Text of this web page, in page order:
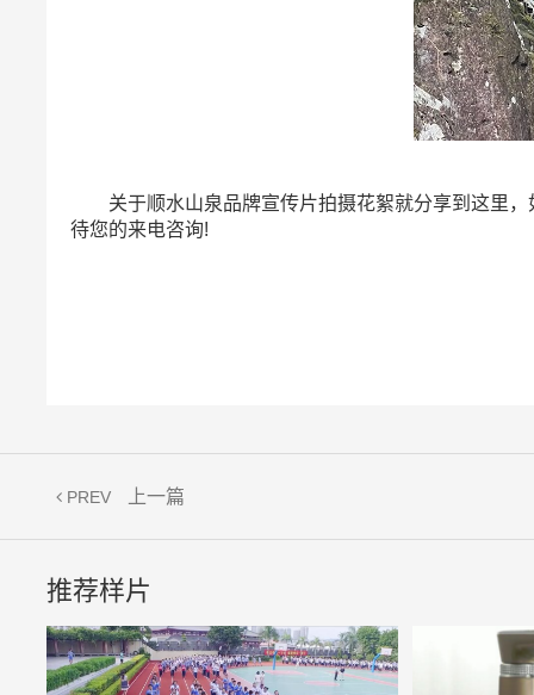
关于顺水山泉品牌宣传片拍摄花絮就分享到这里，
待您的来电咨询!
PREV 上一篇
推荐样片